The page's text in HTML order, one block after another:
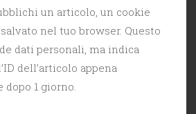
un articolo, un cookie
nel tuo browser. Questo
dati personali, ma indica
dell’articolo appena
dopo 1 giorno.